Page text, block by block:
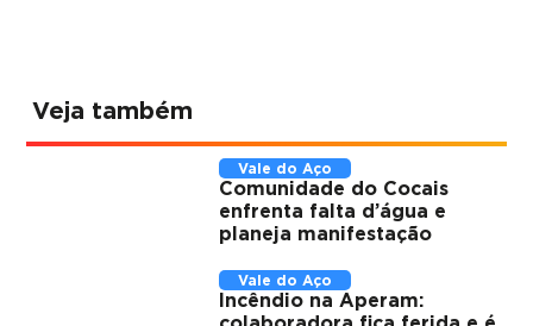
Veja também
Vale do Aço
Comunidade do Cocais
enfrenta falta d’água e
planeja manifestação
Vale do Aço
Incêndio na Aperam: